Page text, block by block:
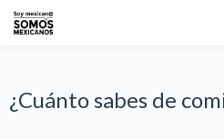
¿Cuánto sabes de